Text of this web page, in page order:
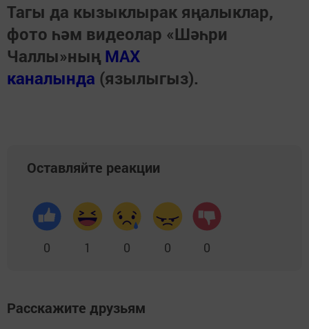
Тагы да кызыклырак яңалыклар,
фото һәм видеолар «Шәһри
Чаллы»ның MAX
каналында (язылыгыз).
Оставляйте реакции
0 1 0 0 0
Расскажите друзьям